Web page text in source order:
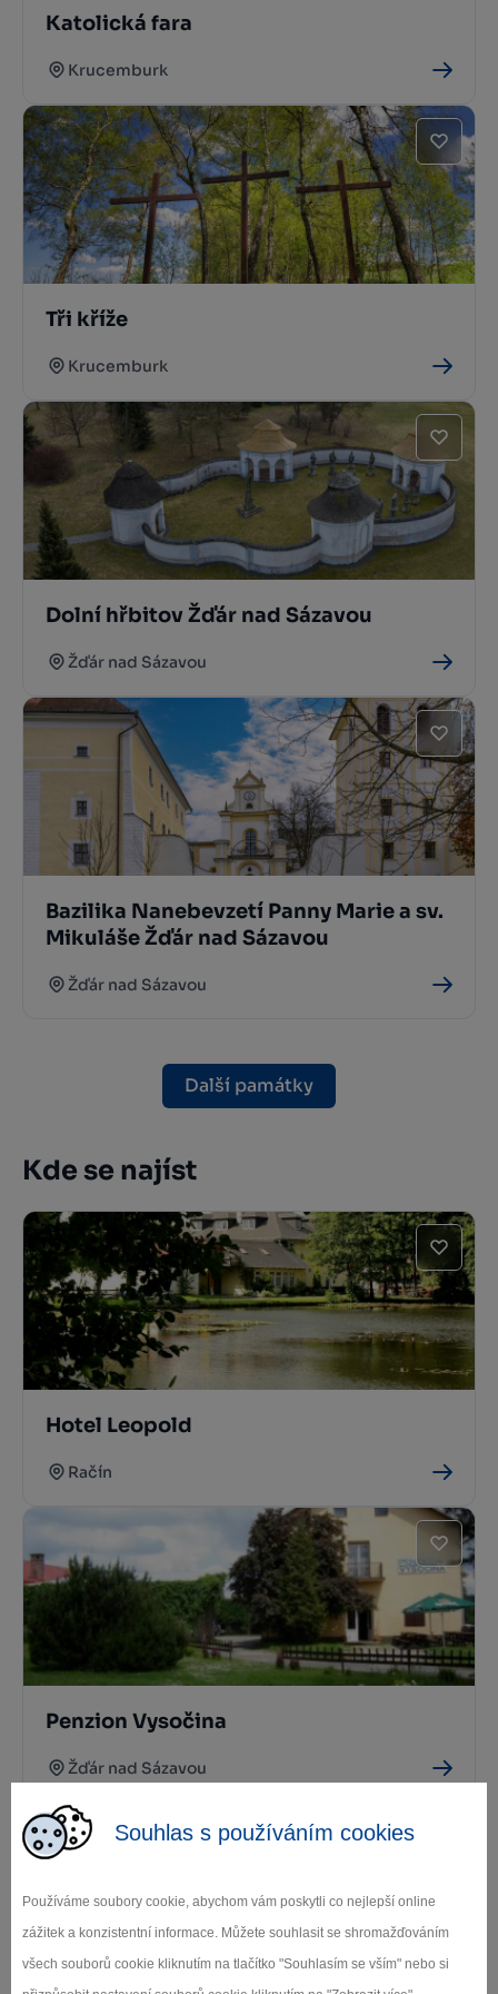
Souhlas s používáním cookies
Používáme soubory cookie, abychom vám poskytli co nejlepší online
zážitek a konzistentní informace. Můžete souhlasit se shromažďováním
všech souborů cookie kliknutím na tlačítko "Souhlasím se vším" nebo si
Katolická fara
Krucemburk
Tři kříže
Krucemburk
Dolní hřbitov Žďár nad Sázavou
Žďár nad Sázavou
Bazilika Nanebevzetí Panny Marie a sv.
Mikuláše Žďár nad Sázavou
Žďár nad Sázavou
Další památky
Kde se najíst
Hotel Leopold
Račín
Penzion Vysočina
Žďár nad Sázavou